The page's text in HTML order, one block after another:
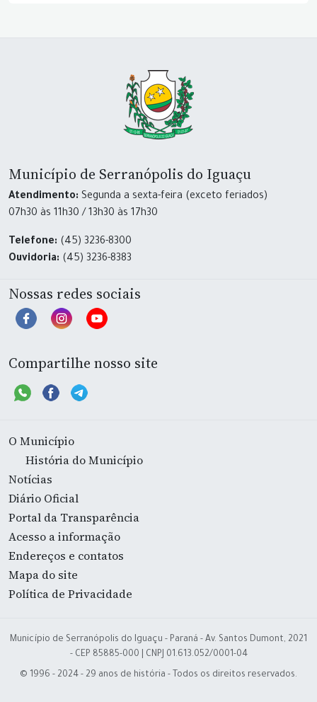
Município de Serranópolis do Iguaçu
Atendimento: Segunda a sexta-feira (exceto feriados)
07h30 às 11h30 / 13h30 às 17h30
Telefone: (45) 3236-8300
Ouvidoria: (45) 3236-8383
Nossas redes sociais
Compartilhe nosso site
O Município
História do Município
Notícias
Diário Oficial
Portal da Transparência
Acesso a informação
Endereços e contatos
Mapa do site
Política de Privacidade
Município de Serranópolis do Iguaçu - Paraná - Av. Santos Dumont, 2021
- CEP 85885-000 | CNPJ 01.613.052/0001-04
© 1996 - 2024 - 29 anos de história - Todos os direitos reservados.